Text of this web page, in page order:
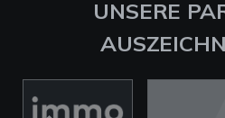
UNSERE